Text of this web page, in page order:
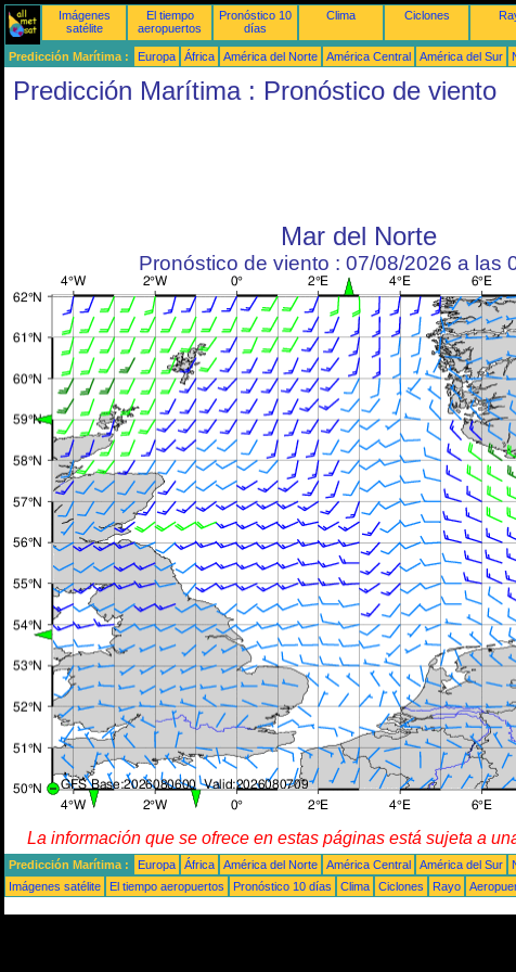
Imágenes
satélite
El tiempo
aeropuertos
Pronóstico 10
días
Clima Ciclones
Predicción Marítima : Europa África América del Norte América Central América del Sur
Predicción Marítima : Pronóstico de viento
Mar del Norte
Pronóstico de viento : 07/08/2026 a las
La información que se ofrece en estas páginas está sujeta a
Predicción Marítima : Europa África América del Norte América Central América del Sur
Imágenes satélite
El tiempo aeropuertos Pronóstico 10 días Clima Ciclones Rayo